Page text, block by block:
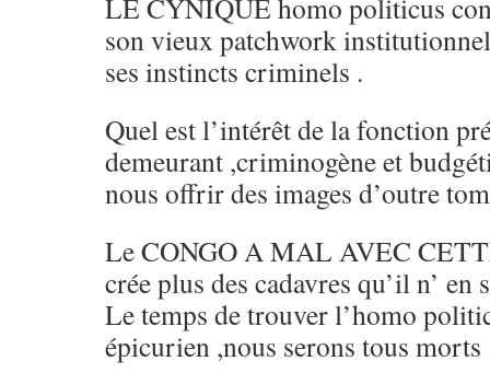
LE CYNIQUE homo politicus
son vieux patchwork
ses instincts criminels .
Quel est l’intérêt de la fonction
demeurant ,criminogène et
nous offrir des images d’outre
Le CONGO A MAL AVEC
crée plus des cadavres qu’il n’
Le temps de trouver l’homo
épicurien ,nous serons tous morts